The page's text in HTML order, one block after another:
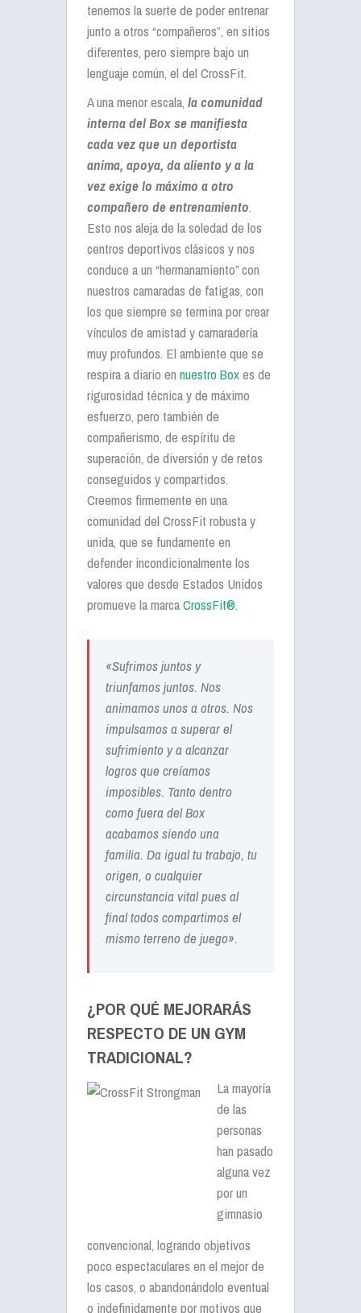
tenemos la suerte de poder entrenar
junto a otros “compañeros”, en sitios
diferentes, pero siempre bajo un
lenguaje común, el del CrossFit.
A una menor escala, la comunidad
interna del Box se manifiesta
cada vez que un deportista
anima, apoya, da aliento y a la
vez exige lo máximo a otro
compañero de entrenamiento.
Esto nos aleja de la soledad de los
centros deportivos clásicos y nos
conduce a un “hermanamiento” con
nuestros camaradas de fatigas, con
los que siempre se termina por crear
vínculos de amistad y camaradería
muy profundos. El ambiente que se
respira a diario en nuestro Boxes de
rigurosidad técnica y de máximo
esfuerzo, pero también de
compañerismo, de espíritu de
superación, de diversión y de retos
conseguidos y compartidos.
Creemos firmemente en una
comunidad del CrossFit robusta y
unida, que se fundamente en
defender incondicionalmente los
valores que desde Estados Unidos
promueve la marcaCrossFit®.
«Sufrimos juntos y
triunfamos juntos. Nos
animamos unos a otros. Nos
impulsamos a superar el
sufrimiento y a alcanzar
logros que creíamos
imposibles. Tanto dentro
como fuera del Box
acabamos siendo una
familia. Da igual tu trabajo, tu
origen, o cualquier
circunstancia vital pues al
final todos compartimos el
mismo terreno de juego».
¿POR QUÉ MEJORARÁS
RESPECTO DE UN GYM
TRADICIONAL?
La mayoría
de las
personas
han pasado
alguna vez
por un
gimnasio
convencional, logrando objetivos
poco espectaculares en el mejor de
los casos, o abandonándolo eventual
o indefinidamente por motivos que